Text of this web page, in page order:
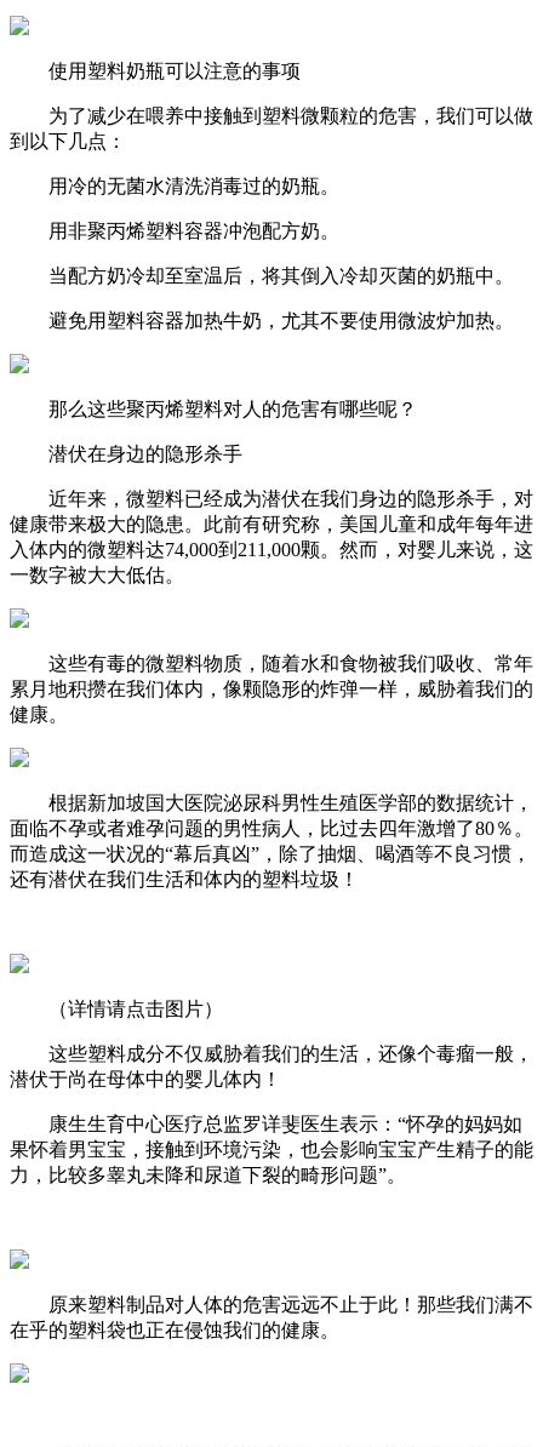
使用塑料奶瓶可以注意的事项
为了减少在喂养中接触到塑料微颗粒的危害，我们可以做
到以下几点：
用冷的无菌水清洗消毒过的奶瓶。
用非聚丙烯塑料容器冲泡配方奶。
当配方奶冷却至室温后，将其倒入冷却灭菌的奶瓶中。
避免用塑料容器加热牛奶，尤其不要使用微波炉加热。
那么这些聚丙烯塑料对人的危害有哪些呢？
潜伏在身边的隐形杀手
近年来， 微塑料已经成为潜伏在我们身边的隐形杀手 ，对
健康带来极大的隐患。此前有研究称，美国儿童和成年每年进
入体内的微塑料达74,000到211,000颗。然而，对婴儿来说，这
一数字被大大低估。
这些有毒的微塑料物质，随着水和食物被我们吸收、常年
累月地积攒在我们体内，像颗隐形的炸弹一样，威胁着我们的
健康。
根据新加坡国大医院泌尿科男性生殖医学部的数据统计，
面临不孕或者难孕问题的男性病人，比过去四年激增了80％ 。
而造成这一状况的“幕后真凶”，除了抽烟、喝酒等不良习惯，
还有潜伏在我们生活和体内的塑料垃圾！
（详情请点击图片）
这些塑料成分不仅威胁着我们的生活， 还像个毒瘤一般，
潜伏于尚在母体中的婴儿体内！
康生生育中心医疗总监罗详斐医生表示：“怀孕的妈妈如
果怀着男宝宝，接触到环境污染，也会影响宝宝产生精子的能
力，比较多睾丸未降和尿道下裂的畸形问题”。
原来塑料制品对人体的危害远远不止于此！那些我们满不
在乎的塑料袋也正在侵蚀我们的健康。